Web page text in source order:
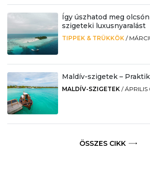
Így úszhatod meg
szigeteki luxusnyaralást
TIPPEK & TRÜKKÖK /
Maldív-szigetek –
MALDÍV-SZIGETEK /ÁPRILIS
ÖSSZES CIKK